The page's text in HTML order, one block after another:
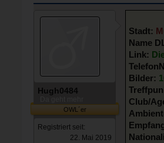
Hugh0484
OWL´er
Registriert seit:
22. Mai 2019
Stadt:
Name
Link:
Bilder:
Club/